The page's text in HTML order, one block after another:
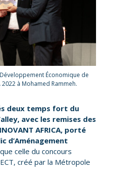
Économique de
2022 à Mohamed Rammeh.
deux temps fort du
avec les remises des
AFRICA, porté
d’Aménagement
celle du concours
créé par la Métropole